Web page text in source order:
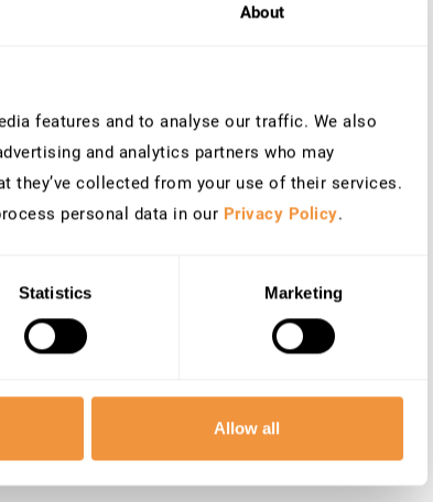
About
features and to analyse our traffic. We also
and analytics partners who may
they’ve collected from your use of their services.
personal data in our Privacy Policy.
Statistics Marketing
Allow all